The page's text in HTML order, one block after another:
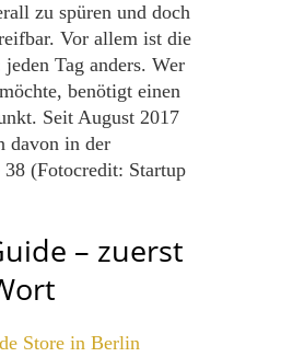
zu spüren und doch
Vor allem ist die
jeden Tag anders. Wer
benötigt einen
Seit August 2017
davon in der
38 (Fotocredit: Startup
– zuerst
Store in Berlin